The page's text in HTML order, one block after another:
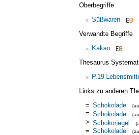
Oberbegriffe
Süßwaren
Verwandte Begriffe
Kakao
Thesaurus
P.19
Links zu anderen
= Schokolade
= Schokolade
> Schokoriegel
= Schokolade